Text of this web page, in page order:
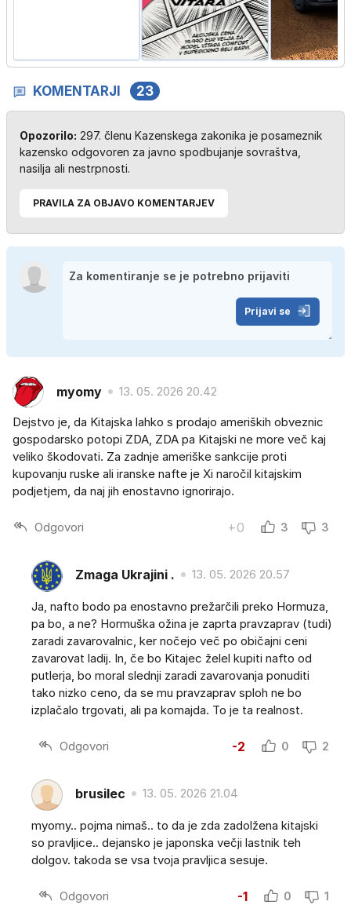
KOMENTARJI 23
Opozorilo: 297. členu Kazenskega zakonika je posameznik
kazensko odgovoren za javno spodbujanje sovraštva,
nasilja ali nestrpnosti.
PRAVILA ZA OBJAVO KOMENTARJEV
Prijavi se
myomy 13. 05. 2026 20.42
Dejstvo je, da Kitajska lahko s prodajo ameriških obveznic
gospodarsko potopi ZDA, ZDA pa Kitajski ne more več kaj
veliko škodovati. Za zadnje ameriške sankcije proti
kupovanju ruske ali iranske nafte je Xi naročil kitajskim
podjetjem, da naj jih enostavno ignorirajo.
Odgovori +0 3 3
Zmaga Ukrajini . 13. 05. 2026 20.57
Ja, nafto bodo pa enostavno prežarčili preko Hormuza,
pa bo, a ne? Hormuška ožina je zaprta pravzaprav (tudi)
zaradi zavarovalnic, ker nočejo več po običajni ceni
zavarovat ladij. In, če bo Kitajec želel kupiti nafto od
putlerja, bo moral slednji zaradi zavarovanja ponuditi
tako nizko ceno, da se mu pravzaprav sploh ne bo
izplačalo trgovati, ali pa komajda. To je ta realnost.
Odgovori -2 0 2
brusilec 13. 05. 2026 21.04
myomy.. pojma nimaš.. to da je zda zadolžena kitajski
so pravljice.. dejansko je japonska večji lastnik teh
dolgov. takoda se vsa tvoja pravljica sesuje.
Odgovori -1 0 1